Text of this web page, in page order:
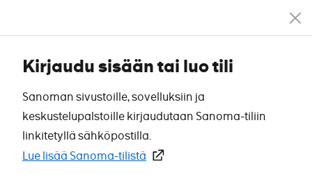
Kirjaudu sisään tai luo tili
Sanoman sivustoille, sovelluksiin ja
keskustelupalstoille kirjaudutaan Sanoma-tiliin
linkitetyllä sähköpostilla.
Lue lisää Sanoma-tilistä